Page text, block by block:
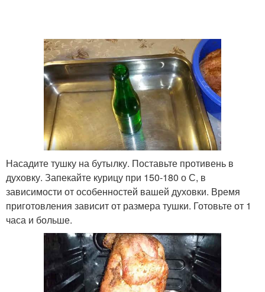
Насадите тушку на бутылку. Поставьте противень в
духовку. Запекайте курицу при 150-180 о С, в
зависимости от особенностей вашей духовки. Время
приготовления зависит от размера тушки. Готовьте от 1
часа и больше.